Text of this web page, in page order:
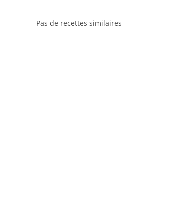
Pas de recettes similaires